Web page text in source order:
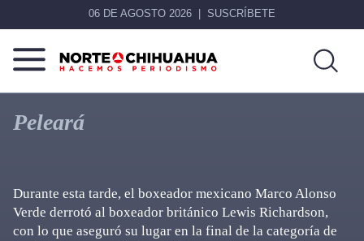
06 DE AGOSTO 2026 SUSCRÍBETE
Norte
Chihuahua
Más
que
noticias,
Peleará
Durante esta tarde, el boxeador mexicano Marco Alonso
Verde derrotó al boxeador británico Lewis Richardson,
con lo que aseguró su lugar en la final de la categoría de